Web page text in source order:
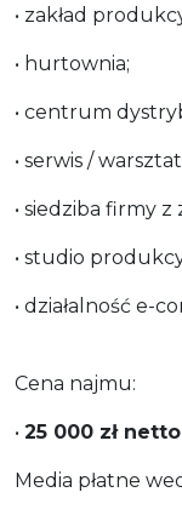
• zakład
• hurtownia;
• centrum
• serwis /
• siedziba firmy
• studio
• działalność e-
Cena najmu:
• 25 000 zł netto
Media płatne